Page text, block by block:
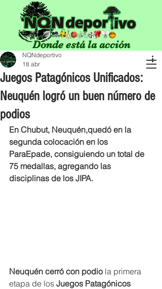
Donde está la acción
Juegos Patagónicos Unificados:
Neuquén logró un buen número de
podios
NQNdeportivo
18 abr
En Chubut, Neuquén,quedó en la
segunda colocación en los
ParaEpade, consiguiendo un total de
75 medallas, agregando las
disciplinas de los JIPA.
Neuquén cerró con podio la primera
etapa de los Juegos Patagónicos